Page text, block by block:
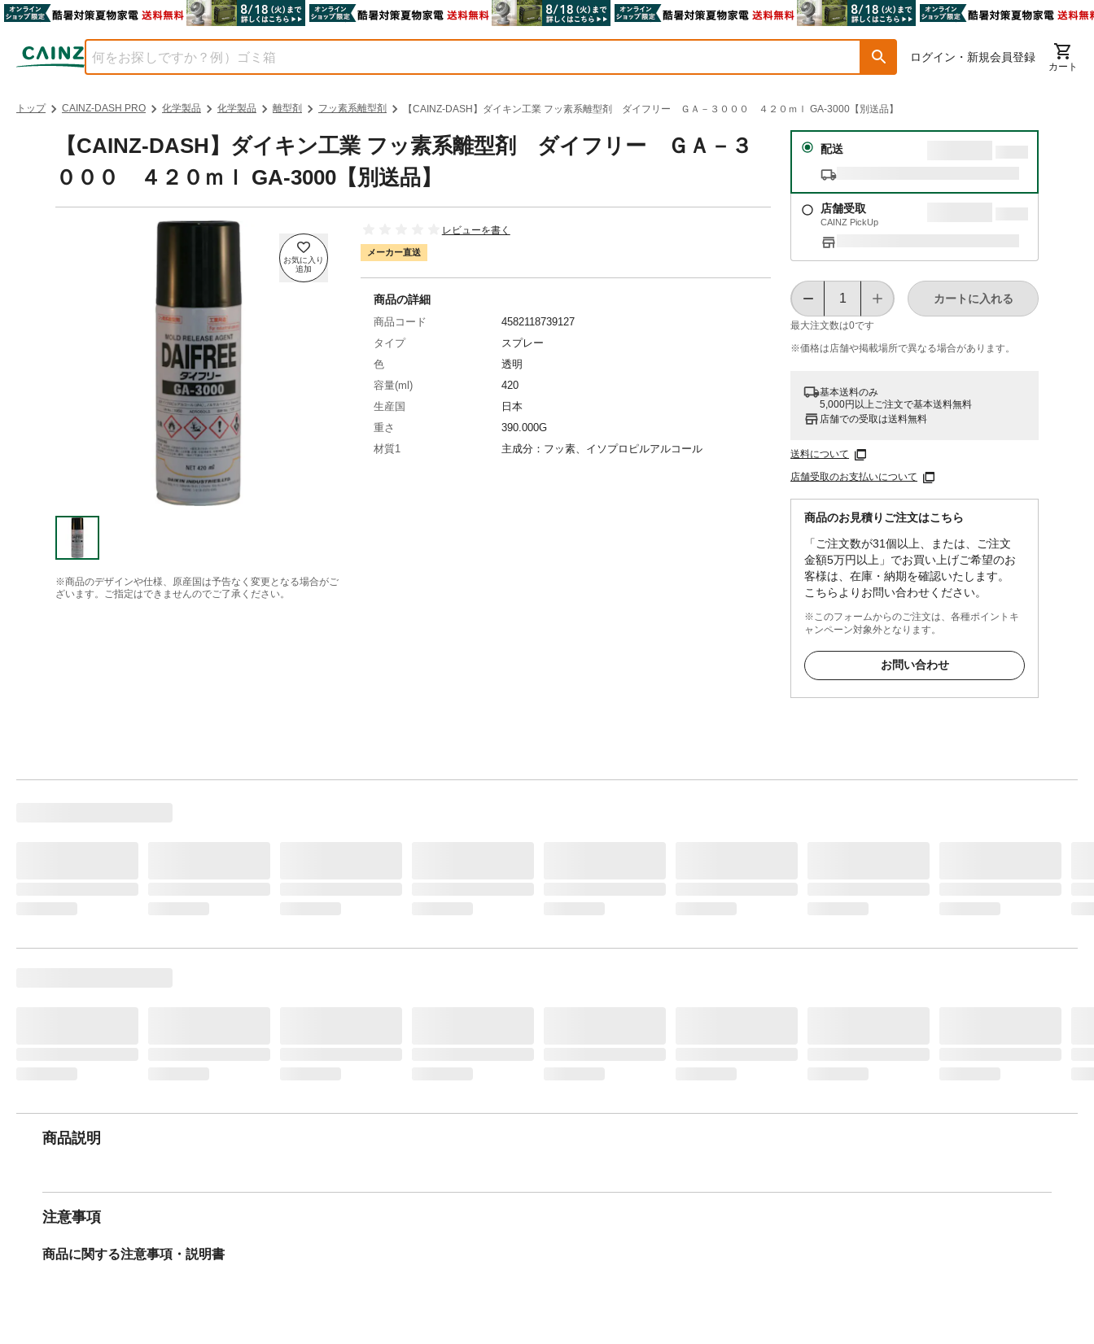
ログイン・新規会員登録
カート
トップ CAINZ-DASH PRO 化学製品 化学製品 離型剤 フッ素系離型剤 【CAINZ-DASH】ダイキン工業 フッ素系離型剤 ダイフリー ＧＡ－３０００ ４２０ｍｌ GA-3000【別送品】
【CAINZ-DASH】ダイキン工業 フッ素系離型剤 ダイフリー ＧＡ－３
０００ ４２０ｍｌ GA-3000【別送品】
※商品のデザインや仕様、原産国は予告なく変更となる場合がご
ざいます。ご指定はできませんのでご了承ください。
レビューを書く
メーカー直送
配送
店舗受取
CAINZ PickUp
最大注文数は0です
カートに入れる
※価格は​店舗や​掲載場所で​異なる​場合が​あります。
基本送料のみ
5,000円以上ご注文で基本送料無料
店舗での受取は送料無料
送料について
店舗受取のお支払いについて
商品のお見積りご注文はこちら
「ご注文数が31個以上、または、ご注文
金額5万円以上」でお買い上げご希望のお
客様は、在庫・納期を確認いたします。
こちらよりお問い合わせください。
※このフォームからのご注文は、各種ポイントキ
ャンペーン対象外となります。
お問い合わせ
商品の詳細
商品コード
4582118739127
タイプ
スプレー
色
透明
容量(ml)
420
生産国
日本
重さ
390.000G
材質1
主成分：フッ素、イソプロピルアルコール
商品説明
注意事項
商品に関する注意事項・説明書